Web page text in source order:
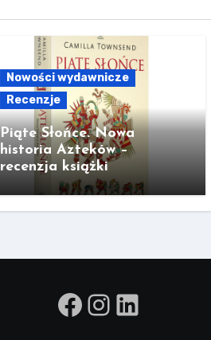
Nowości wydawnicze
Recenzje
Piąte Słońce. Nowa
historia Azteków –
recenzja książki
Facebook
Instagram
LinkedIn